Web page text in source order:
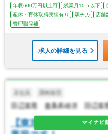
年収600万円以上可 残業月10ｈ以下
産休・育休取得実績有り
駅チカ 店舗
管理職候補
求人の詳細を見る